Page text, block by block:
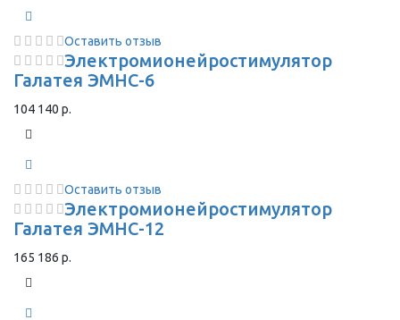
Оставить отзыв
Электромионейростимулятор
Галатея ЭМНС-6
104 140 р.
Оставить отзыв
Электромионейростимулятор
Галатея ЭМНС-12
165 186 р.